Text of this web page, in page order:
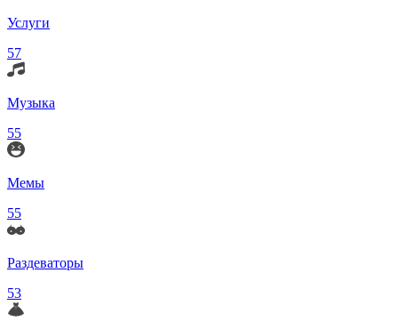
Услуги
57
Музыка
55
Мемы
55
Раздеваторы
53